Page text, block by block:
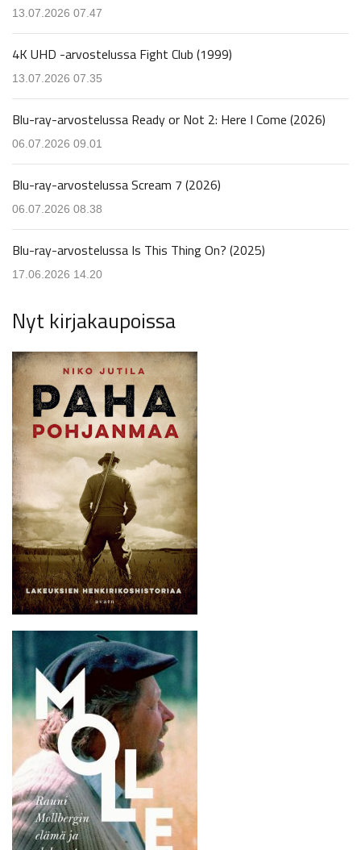
13.07.2026 07.47
4K UHD -arvostelussa Fight Club (1999)
13.07.2026 07.35
Blu-ray-arvostelussa Ready or Not 2: Here I Come (2026)
06.07.2026 09.01
Blu-ray-arvostelussa Scream 7 (2026)
06.07.2026 08.38
Blu-ray-arvostelussa Is This Thing On? (2025)
17.06.2026 14.20
Nyt kirjakaupoissa